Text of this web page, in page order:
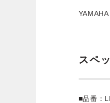
スペ
■品番：